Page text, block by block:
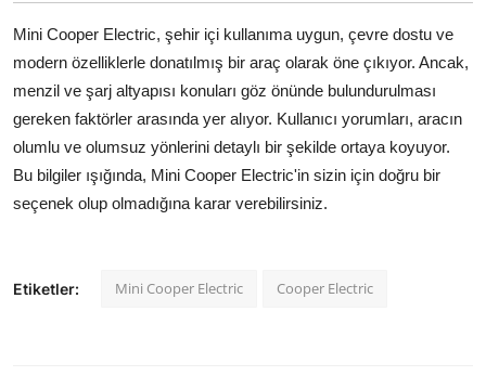
Mini Cooper Electric, şehir içi kullanıma uygun, çevre dostu ve
modern özelliklerle donatılmış bir araç olarak öne çıkıyor. Ancak,
menzil ve şarj altyapısı konuları göz önünde bulundurulması
gereken faktörler arasında yer alıyor. Kullanıcı yorumları, aracın
olumlu ve olumsuz yönlerini detaylı bir şekilde ortaya koyuyor.
Bu bilgiler ışığında, Mini Cooper Electric'in sizin için doğru bir
seçenek olup olmadığına karar verebilirsiniz.
Etiketler: Mini Cooper Electric Cooper Electric